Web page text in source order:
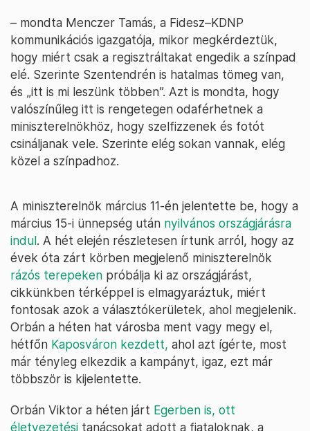
– mondta Menczer Tamás, a Fidesz–KDNP
kommunikációs igazgatója, mikor megkérdeztük,
hogy miért csak a regisztráltakat engedik a színpad
elé. Szerinte Szentendrén is hatalmas tömeg van,
és „itt is mi leszünk többen”. Azt is mondta, hogy
valószínűleg itt is rengetegen odaférhetnek a
miniszterelnökhöz, hogy szelfizzenek és fotót
csináljanak vele. Szerinte elég sokan vannak, elég
közel a színpadhoz.
A miniszterelnök március 11-én jelentette be, hogy a
március 15-i ünnepség után nyilvános országjárásra
indul. A hét elején részletesen írtunk arról, hogy az
évek óta zárt körben megjelenő miniszterelnök
rázós terepeken próbálja ki az országjárást,
cikkünkben térképpel is elmagyaráztuk, miért
fontosak azok a választókerületek, ahol megjelenik.
Orbán a héten hat városba ment vagy megy el,
hétfőn Kaposváron kezdett, ahol azt ígérte, most
már tényleg elkezdik a kampányt, igaz, ezt már
többször is kijelentette.
Orbán Viktor a héten járt Egerben is, ott
életvezetési tanácsokat adott a fiataloknak, a